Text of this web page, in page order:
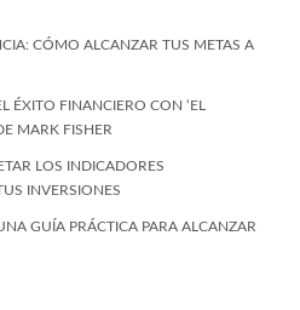
CÓMO ALCANZAR TUS METAS A
ÉXITO FINANCIERO CON ‘EL
MARK FISHER
LOS INDICADORES
INVERSIONES
GUÍA PRÁCTICA PARA ALCANZAR